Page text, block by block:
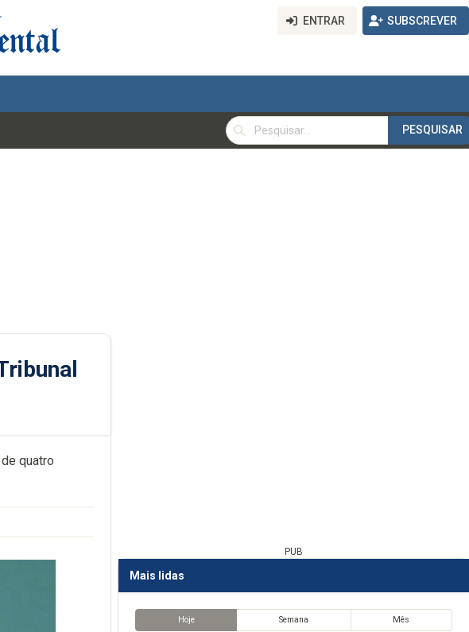
ENTRAR SUBSCREVER
PESQUISAR
PESQUISAR
quatro
PUB
Mais lidas
Hoje Semana Mês